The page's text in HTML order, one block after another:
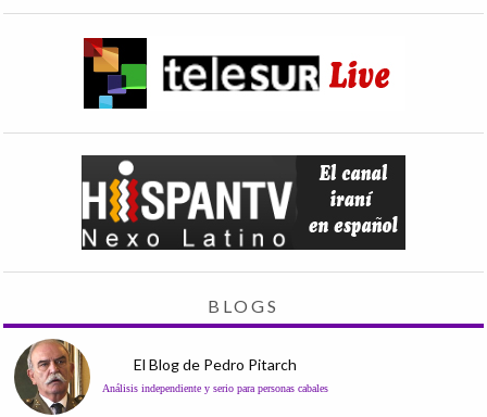
BLOGS
El Blog de Pedro Pitarch
Análisis independiente y serio para personas cabales